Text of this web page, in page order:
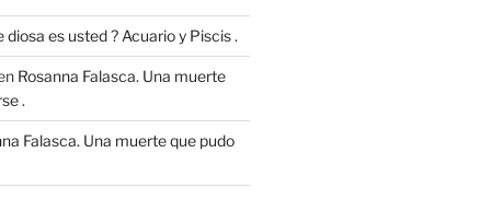
diosa es usted ? Acuario y Piscis .
Rosanna Falasca. Una muerte
.
Falasca. Una muerte que pudo